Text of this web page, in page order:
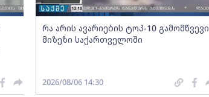
რა არის ავარიების ტოპ-10 გამომწვევი
მიზეზი საქართველოში
2026/08/06 14:30